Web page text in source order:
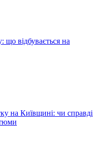
що відбувається на
на Київщині: чи справді